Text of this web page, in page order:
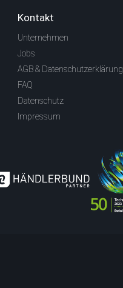
Kontakt
Unternehmen
Jobs
AGB & Datenschutzerklärung
FAQ
Datenschutz
Impressum